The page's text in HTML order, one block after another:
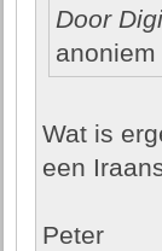
Door
Wat is
een
Peter